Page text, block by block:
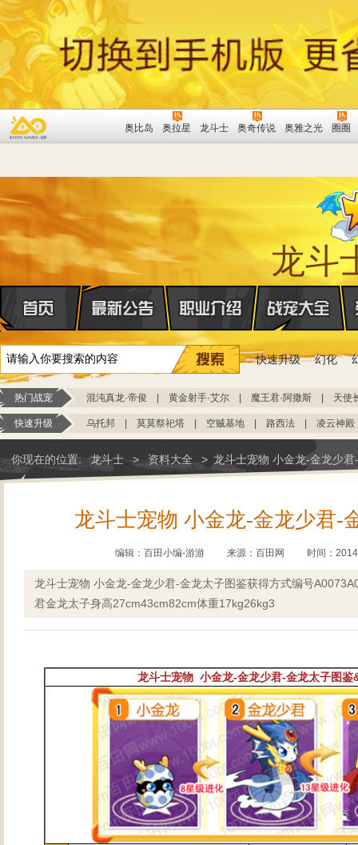
奥比岛 奥拉星 龙斗士 奥奇传说 奥雅之光 圈圈
龙斗
快速升级 幻化
热门战宠 混沌真龙·帝俊 黄金射手·艾尔 魔王君·阿撒斯 天使
快速升级 乌托邦 莫莫祭祀塔 空贼基地 路西法 凌云神殿
你现在的位置: 龙斗士 > 资料大全 > 龙斗士宠物 小金龙-金龙少
龙斗士宠物 小金龙-金龙少君-
编辑：百田小编-游游 来源： 百田网 时间：
龙斗士宠物 小金龙-金龙少君-金龙太子图鉴获得方式编号
君金龙太子身高27cm43cm82cm体重17kg26kg3
龙斗士宠物 小金龙-金龙少君-金龙太子图鉴